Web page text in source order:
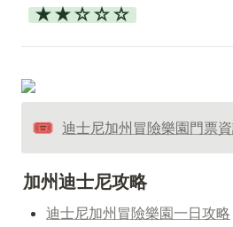
★★☆☆☆
🎟️ 迪士尼加州冒險樂園門票
加州迪士尼攻略
迪士尼加州冒險樂園一日攻略